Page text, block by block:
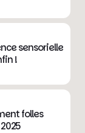
sensorielle
!
folles